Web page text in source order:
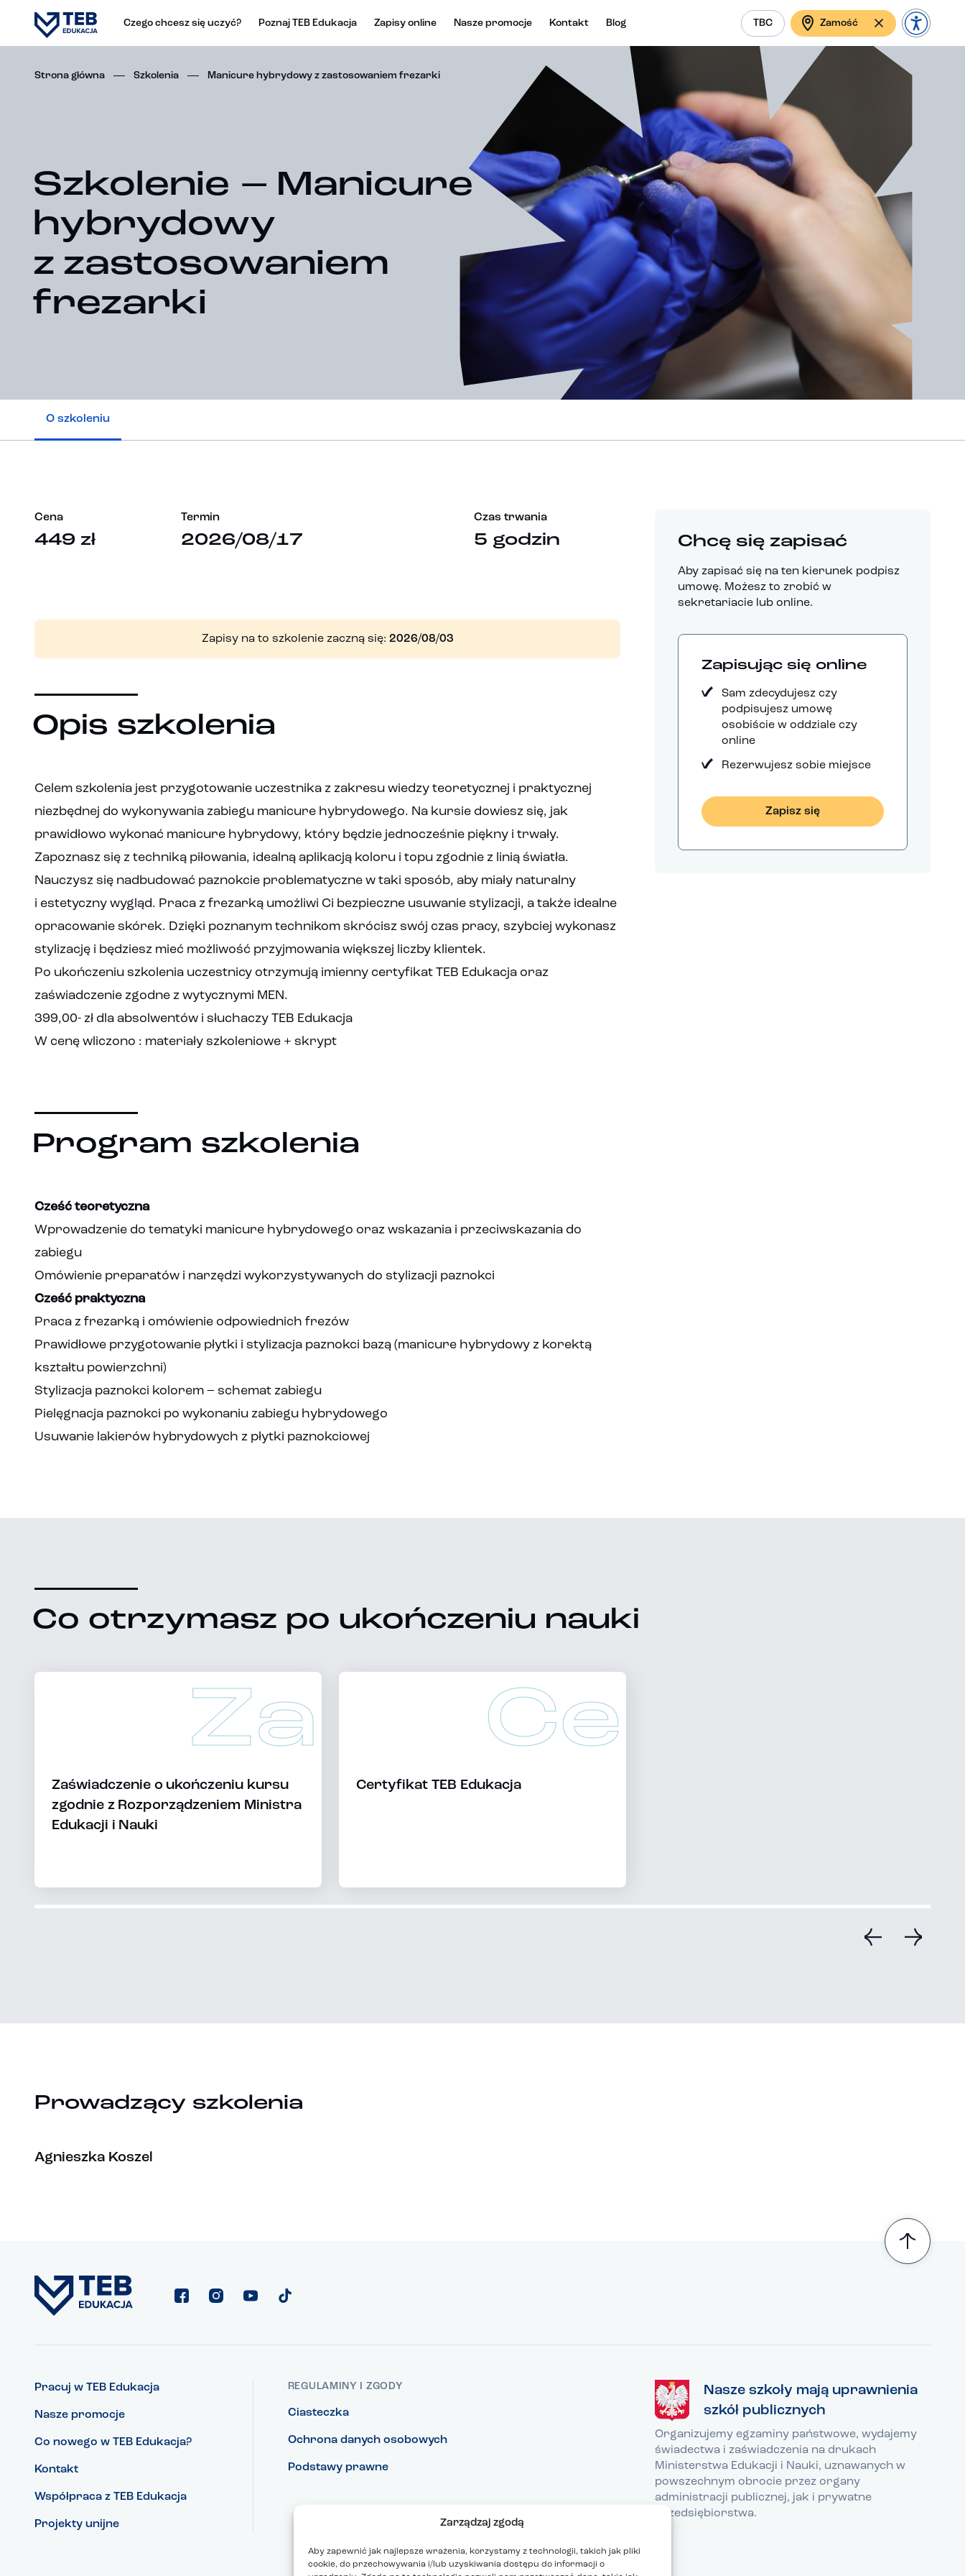
Zarządzaj zgodą
Aby zapewnić jak najlepsze wrażenia, korzystamy z technologii, takich jak pliki
cookie, do przechowywania i/lub uzyskiwania dostępu do informacji o
Czego chcesz się uczyć? Poznaj TEB Edukacja Zapisy online Nasze promocje Kontakt Blog TBC Zamość
Strona główna Szkolenia Manicure hybrydowy z zastosowaniem frezarki
Szkolenie – Manicure
hybrydowy
z zastosowaniem
frezarki
O szkoleniu
Cena
449 zł
Termin
2026/08/17
Czas trwania
5 godzin
Zapisy na to szkolenie zaczną się: 2026/08/03
Opis szkolenia
Celem szkolenia jest przygotowanie uczestnika z zakresu wiedzy teoretycznej i praktycznej
niezbędnej do wykonywania zabiegu manicure hybrydowego. Na kursie dowiesz się, jak
prawidłowo wykonać manicure hybrydowy, który będzie jednocześnie piękny i trwały.
Zapoznasz się z techniką piłowania, idealną aplikacją koloru i topu zgodnie z linią światła.
Nauczysz się nadbudować paznokcie problematyczne w taki sposób, aby miały naturalny
i estetyczny wygląd. Praca z frezarką umożliwi Ci bezpieczne usuwanie stylizacji, a także idealne
opracowanie skórek. Dzięki poznanym technikom skrócisz swój czas pracy, szybciej wykonasz
stylizację i będziesz mieć możliwość przyjmowania większej liczby klientek.
Po ukończeniu szkolenia uczestnicy otrzymują imienny certyfikat TEB Edukacja oraz
zaświadczenie zgodne z wytycznymi MEN.
399,00- zł dla absolwentów i słuchaczy TEB Edukacja
W cenę wliczono : materiały szkoleniowe + skrypt
Program szkolenia
Cześć teoretyczna
Wprowadzenie do tematyki manicure hybrydowego oraz wskazania i przeciwskazania do
zabiegu
Omówienie preparatów i narzędzi wykorzystywanych do stylizacji paznokci
Cześć praktyczna
Praca z frezarką i omówienie odpowiednich frezów
Prawidłowe przygotowanie płytki i stylizacja paznokci bazą (manicure hybrydowy z korektą
kształtu powierzchni)
Stylizacja paznokci kolorem – schemat zabiegu
Pielęgnacja paznokci po wykonaniu zabiegu hybrydowego
Usuwanie lakierów hybrydowych z płytki paznokciowej
Chcę się zapisać
Aby zapisać się na ten kierunek podpisz
umowę. Możesz to zrobić w
sekretariacie lub online.
Zapisując się online
Sam zdecydujesz czy
podpisujesz umowę
osobiście w oddziale czy
online
Rezerwujesz sobie miejsce
Zapisz się
Co otrzymasz po ukończeniu nauki
Za
Zaświadczenie o ukończeniu kursu
zgodnie z Rozporządzeniem Ministra
Edukacji i Nauki
Ce
Certyfikat TEB Edukacja
Prowadzący szkolenia
Agnieszka Koszel
Pracuj w TEB Edukacja
Nasze promocje
Co nowego w TEB Edukacja?
Kontakt
Współpraca z TEB Edukacja
Projekty unijne
REGULAMINY I ZGODY
Ciasteczka
Ochrona danych osobowych
Podstawy prawne
Nasze szkoły mają uprawnienia
szkół publicznych
Organizujemy egzaminy państwowe, wydajemy
świadectwa i zaświadczenia na drukach
Ministerstwa Edukacji i Nauki, uznawanych w
powszechnym obrocie przez organy
administracji publicznej, jak i prywatne
przedsiębiorstwa.